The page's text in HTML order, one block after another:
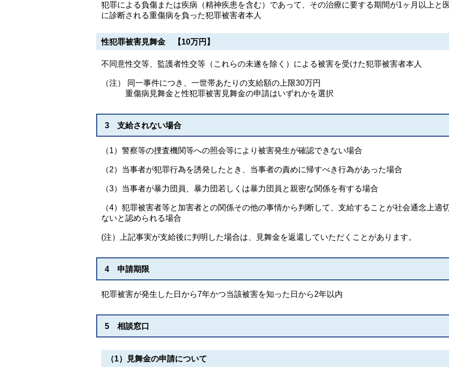
犯罪による負傷または疾病（精神疾患を含む）であって、その治療に要する期間が1ヶ月以上と
に診断される重傷病を負った犯罪被害者本人
性犯罪被害見舞金 【10万円】
不同意性交等、監護者性交等（これらの未遂を除く）による被害を受けた犯罪被害者本人
（注） 同一事件につき、一世帯あたりの支給額の上限30万円
重傷病見舞金と性犯罪被害見舞金の申請はいずれかを選択
3 支給されない場合
（1）警察等の捜査機関等への照会等により被害発生が確認できない場合
（2）当事者が犯罪行為を誘発したとき、当事者の責めに帰すべき行為があった場合
（3）当事者が暴力団員、暴力団若しくは暴力団員と親密な関係を有する場合
（4）犯罪被害者等と加害者との関係その他の事情から判断して、支給することが社会通念上適
ないと認められる場合
(注）上記事実が支給後に判明した場合は、見舞金を返還していただくことがあります。
4 申請期限
犯罪被害が発生した日から7年かつ当該被害を知った日から2年以内
5 相談窓口
（1）見舞金の申請について